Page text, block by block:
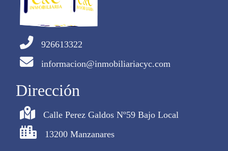
926613322
informacion@inmobiliariacyc.com
Dirección
Calle Perez Galdos Nº59 Bajo Local
13200 Manzanares